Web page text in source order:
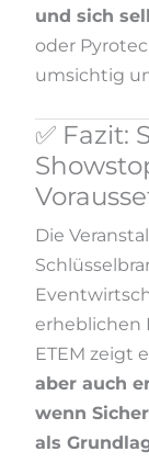
und sich
oder
umsichtig
✅ Fazit:
Die
erheblichen
ETEM zeigt
aber auch
wenn
als